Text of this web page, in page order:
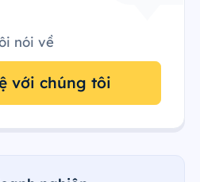
nói về
với chúng tôi